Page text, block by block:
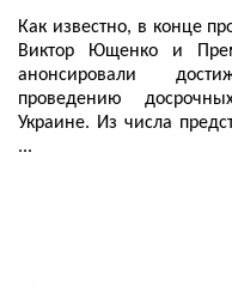
Как известно, в конце
Виктор Ющенко и
анонсировали
проведению
Украине. Из числа
...